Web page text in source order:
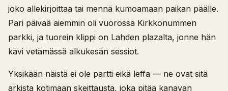
joko allekirjoittaa tai mennä kumoamaan paikan päälle.
Pari päivää aiemmin oli vuorossa Kirkkonummen
parkki, ja tuorein klippi on Lahden plazalta, jonne hän
kävi vetämässä alkukesän sessiot.
Yksikään näistä ei ole partti eikä leffa — ne ovat sitä
arkista kotimaan skeittausta, joka pitää kanavan